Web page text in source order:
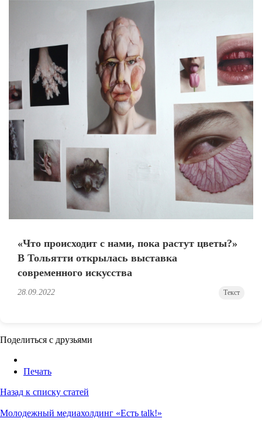
«Что происходит с нами, пока растут цветы?»
В Тольятти открылась выставка
современного искусства
28.09.2022 Текст
Поделиться с друзьями
Печать
Назад к списку статей
Молодежный медиахолдинг «Есть talk!»